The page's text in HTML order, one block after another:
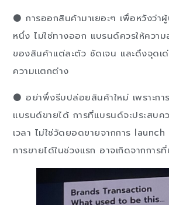
⚫ การออกสินค้ามาเยอะๆ เพื่อหวังว่า
หนึ่ง ไม่ใช่ทางออก เเบรนด์ควรให้คว
ของสินค้าเเต่ละตัว ชัดเจน เเละดึงจุดเ
ความเเตกต่าง
⚫ อย่าพึ่งรีบปล่อยสินค้าใหม่ เพราะกา
แบรนด์ขายได้ การที่แบรนด์จะประสบค
เวลา ไม่ใช่วัดยอดขายจากการ launch
การขายได้ในช่วงเเรก อาจเกิดจากกา